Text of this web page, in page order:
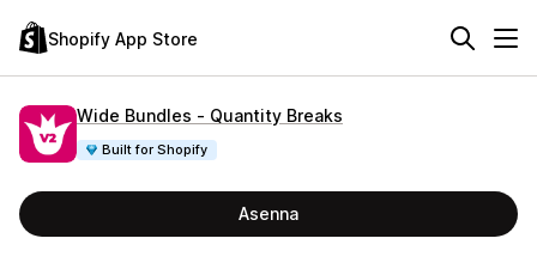
Shopify App Store
Wide Bundles ‑ Quantity Breaks
Built for Shopify
Asenna